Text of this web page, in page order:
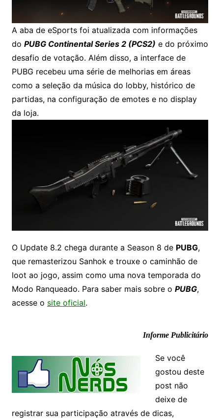
A aba de eSports foi atualizada com informações
do PUBG Continental Series 2 (PCS2) e do próximo
desafio de votação. Além disso, a interface de
PUBG recebeu uma série de melhorias em áreas
como a seleção da música do lobby, histórico de
partidas, na configuração de emotes e no display
da loja.
O Update 8.2 chega durante a Season 8 de PUBG,
que remasterizou Sanhok e trouxe o caminhão de
loot ao jogo, assim como uma nova temporada do
Modo Ranqueado. Para saber mais sobre o PUBG,
acesse o site oficial.
Informe Publicitário
Se você
gostou deste
post não
deixe de
registrar sua participação através de dicas,